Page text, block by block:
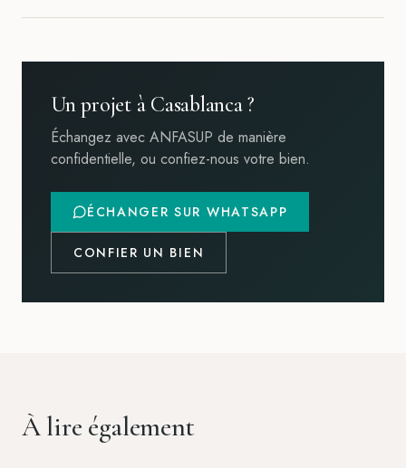
Un projet à Casablanca ?
Échangez avec ANFASUP de manière
confidentielle, ou confiez-nous votre bien.
ÉCHANGER SUR WHATSAPP
CONFIER UN BIEN
À lire également